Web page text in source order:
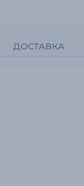
ДОСТАВКА